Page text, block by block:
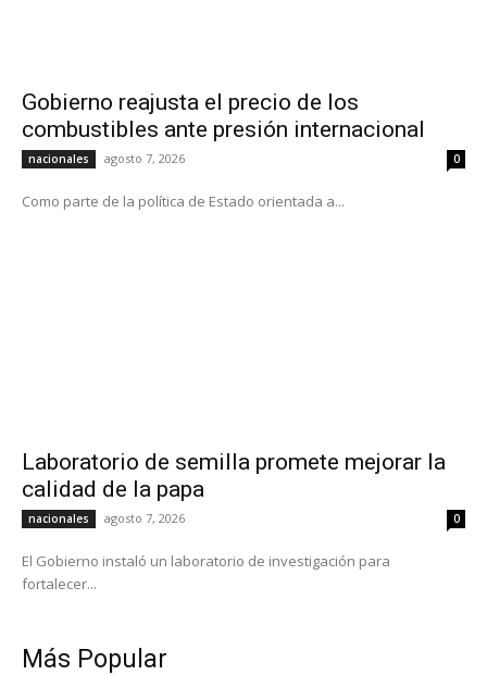
Gobierno reajusta el precio de los
combustibles ante presión internacional
nacionales agosto 7, 2026 0
Como parte de la política de Estado orientada a...
Laboratorio de semilla promete mejorar la
calidad de la papa
nacionales agosto 7, 2026 0
El Gobierno instaló un laboratorio de investigación para
fortalecer...
Más Popular